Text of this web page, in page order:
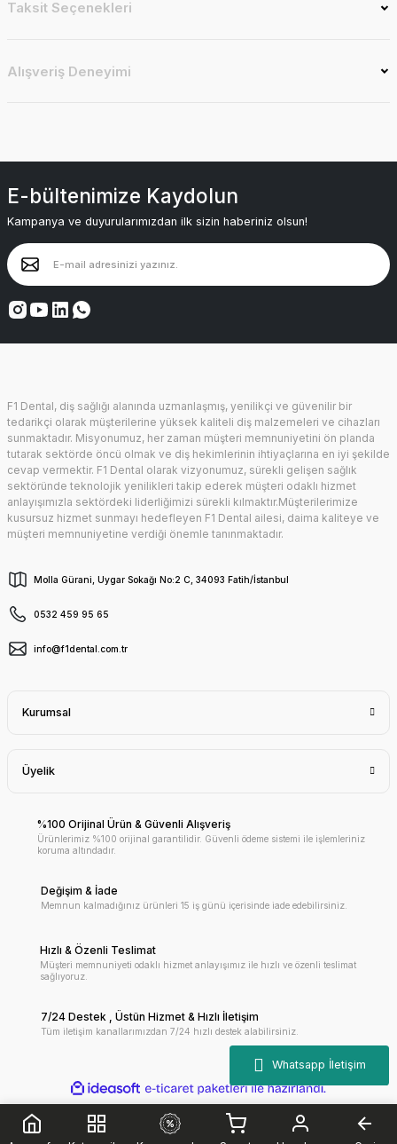
Taksit Seçenekleri
Alışveriş Deneyimi
E-bültenimize Kaydolun
Kampanya ve duyurularımızdan ilk sizin haberiniz olsun!
F1 Dental, diş sağlığı alanında uzmanlaşmış, yenilikçi ve güvenilir bir
tedarikçi olarak müşterilerine yüksek kaliteli diş malzemeleri ve cihazları
sunmaktadır. Misyonumuz, her zaman müşteri memnuniyetini ön planda
tutarak sektörde öncü olmak ve diş hekimlerinin ihtiyaçlarına en iyi şekilde
cevap vermektir. F1 Dental olarak vizyonumuz, sürekli gelişen sağlık
sektöründe teknolojik yenilikleri takip ederek müşteri odaklı hizmet
anlayışımızla sektördeki liderliğimizi sürekli kılmaktır.Müşterilerimize
kusursuz hizmet sunmayı hedefleyen F1 Dental ailesi, daima kaliteye ve
müşteri memnuniyetine verdiği önemle tanınmaktadır.
Molla Gürani, Uygar Sokağı No:2 C, 34093 Fatih/İstanbul
0532 459 95 65
info@f1dental.com.tr
Kurumsal
Üyelik
%100 Orijinal Ürün & Güvenli Alışveriş
Ürünlerimiz %100 orijinal garantilidir. Güvenli ödeme sistemi ile işlemleriniz
koruma altındadır.
Değişim & İade
Memnun kalmadığınız ürünleri 15 iş günü içerisinde iade edebilirsiniz.
Hızlı & Özenli Teslimat
Müşteri memnuniyeti odaklı hizmet anlayışımız ile hızlı ve özenli teslimat
sağlıyoruz.
7/24 Destek , Üstün Hizmet & Hızlı İletişim
Tüm iletişim kanallarımızdan 7/24 hızlı destek alabilirsiniz.
ideasoft
e-
ticaret
ile
hazırlandı.